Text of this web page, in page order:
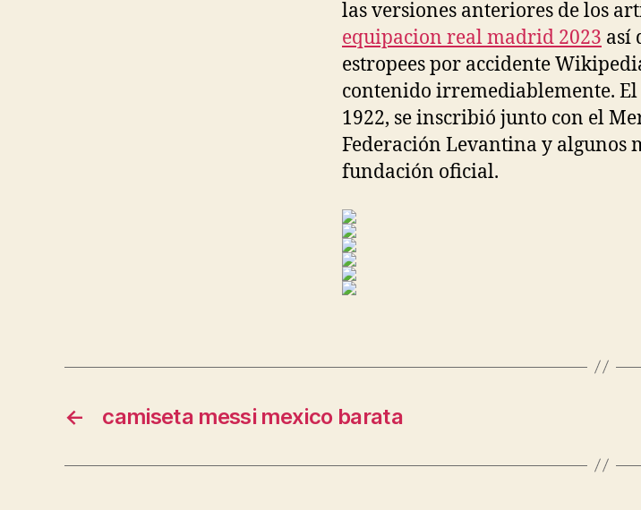
las versiones anteriores de los
equipacion real madrid 2023 así
estropees por accidente
contenido irremediablemente. El
1922, se inscribió junto con el
Federación Levantina y algunos
fundación oficial.
← camiseta messi mexico barata